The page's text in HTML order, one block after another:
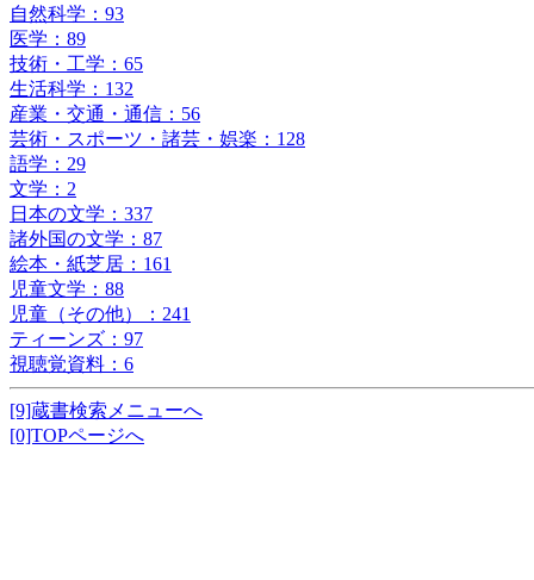
自然科学：93
医学：89
技術・工学：65
生活科学：132
産業・交通・通信：56
芸術・スポーツ・諸芸・娯楽：128
語学：29
文学：2
日本の文学：337
諸外国の文学：87
絵本・紙芝居：161
児童文学：88
児童（その他）：241
ティーンズ：97
視聴覚資料：6
[9]蔵書検索メニューへ
[0]TOPページへ